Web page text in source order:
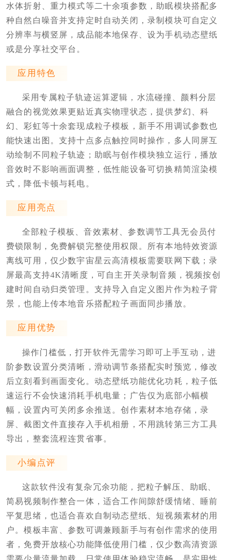
水体折射、重力模式等二十余项参数，助眠模块搭配多
种自然白噪音并支持定时自动关闭，录制模块可自定义
分辨率与横竖屏，成品能本地保存、设为手机动态壁纸
或是分享社交平台。
应用特色
采用专属粒子轨迹运算逻辑，水流碰撞、颜料分层
融合的视觉效果更贴近真实物理状态，提供梦幻、科
幻、彩虹等十余套现成粒子模板，新手不用调试参数也
能快速出图。支持十点多点触控同时操作，多人同屏互
动绘制不同粒子轨迹；助眠与创作模块独立运行，播放
音效时不影响画面调整，低性能设备可切换精简渲染模
式，降低卡顿与耗电。
应用亮点
全部粒子模板、音效素材、参数调节工具无会员付
费锁限制，免费解锁完整使用权限。所有本地特效资源
离线可用，仅少数宇宙星云高清模板需要联网下载；录
屏最高支持4K清晰度，可自主开关录制音频，视频按创
建时间自动归类管理。支持导入自定义图片作为粒子背
景，也能上传本地音乐搭配粒子画面同步播放。
应用优势
操作门槛低，打开软件无需学习即可上手互动，进
阶参数设置分类清晰，滑动调节条搭配实时预览，修改
后立刻看到画面变化。动态壁纸功能优化功耗，粒子低
速运行不会快速消耗手机电量；广告仅为底部小幅横
幅，设置内可关闭多余推送。创作素材本地存储，录
屏、截图文件直接存入手机相册，不用跳转第三方工具
导出，整套流程连贯省事。
小编点评
这款软件没有复杂冗余功能，把粒子解压、助眠、
简易视频制作整合一体，适合工作间隙舒缓情绪、睡前
平复思绪，也适合喜欢自制动态壁纸、短视频素材的用
户。模板丰富、参数可调兼顾新手与有创作需求的使用
者，免费开放核心功能降低使用门槛，仅少数高清资源